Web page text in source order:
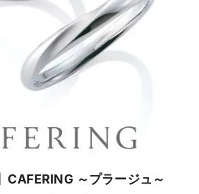
CAFERING ～プラージュ～